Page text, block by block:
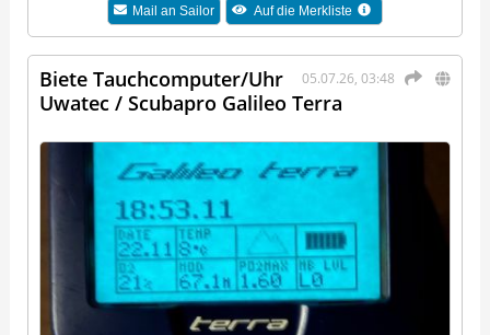
Mail anSailor Auf die Merkliste
05.07.26, 03:48
Biete Tauchcomputer/Uhr
Uwatec / Scubapro Galileo Terra